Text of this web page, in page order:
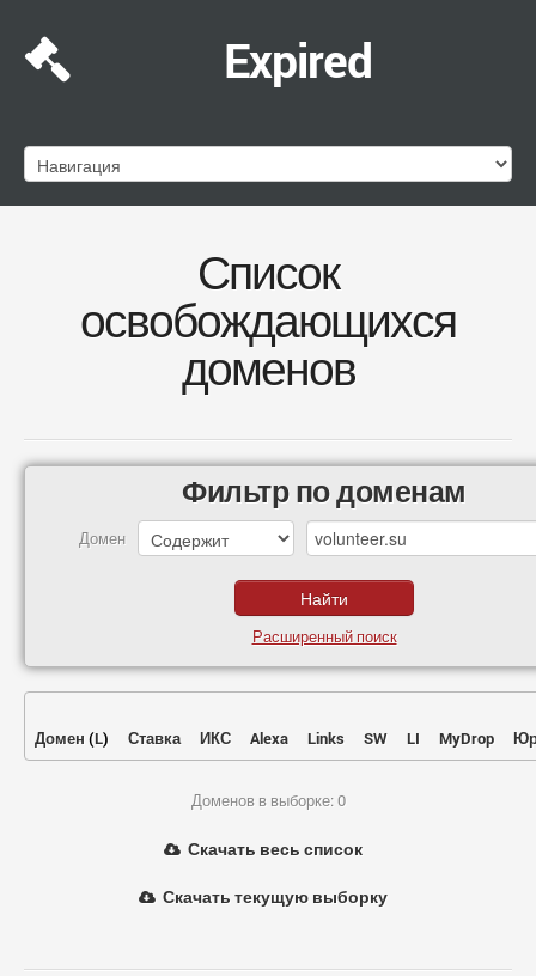
Expired
Список
освобождающихся
доменов
Фильтр по доменам
Домен
Расширенный поиск
Домен (L) Ставка ИКС Alexa Links SW LI MyDrop
Доменов в выборке: 0
Скачать весь список
Скачать текущую выборку